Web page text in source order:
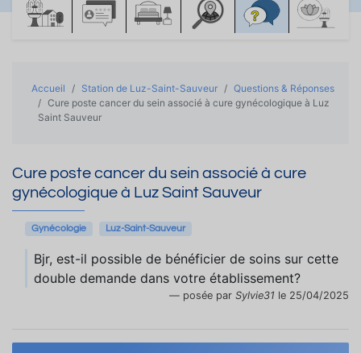
Accueil Station de Luz-Saint-Sauveur
Questions & Réponses
Cure poste cancer du sein associé à cure gynécologique à Luz
Saint Sauveur
Cure poste cancer du sein associé à cure
gynécologique à Luz Saint Sauveur
Gynécologie Luz-Saint-Sauveur
Bjr, est-il possible de bénéficier de soins sur cette
double demande dans votre établissement?
posée par Sylvie31 le 25/04/2025